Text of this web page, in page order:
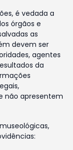
é vedada a
órgãos e
as
devem ser
agentes
da
não apresentem